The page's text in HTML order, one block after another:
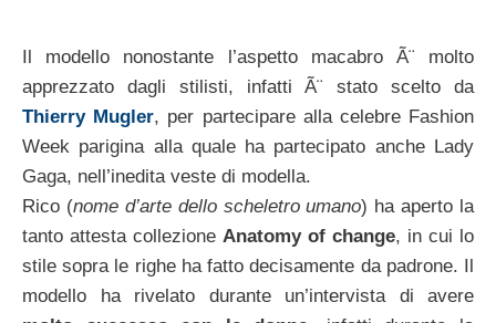
Il modello nonostante l’aspetto macabro Ã¨ molto
apprezzato dagli stilisti, infatti Ã¨ stato scelto da
Thierry Mugler, per partecipare alla celebre Fashion
Week parigina alla quale ha partecipato anche Lady
Gaga, nell’inedita veste di modella.
Rico (nome d’arte dello scheletro umano) ha aperto la
tanto attesta collezione Anatomy of change, in cui lo
stile sopra le righe ha fatto decisamente da padrone. Il
modello ha rivelato durante un’intervista di avere